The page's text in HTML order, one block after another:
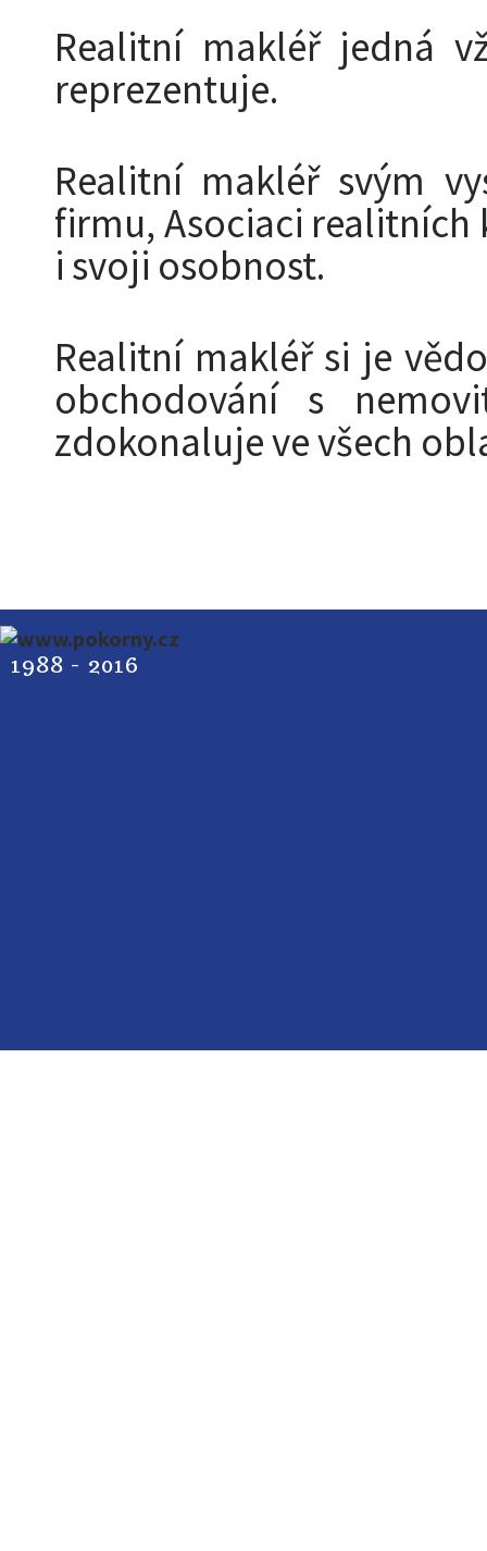
Realitní makléř jedná
reprezentuje.
Realitní makléř svým
firmu, Asociaci realitních
i svoji osobnost.
Realitní makléř si je
obchodování s
zdokonaluje ve všech
1988 - 2016